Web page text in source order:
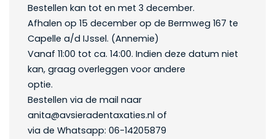
Bestellen kan tot en met 3 december.
Afhalen op 15 december op de Bermweg 167 te
Capelle a/d IJssel. (Annemie)
Vanaf 11:00 tot ca. 14:00. Indien deze datum niet
kan, graag overleggen voor andere
optie.
Bestellen via de mail naar
anita@avsieradentaxaties.nl of
via de Whatsapp: 06-14205879